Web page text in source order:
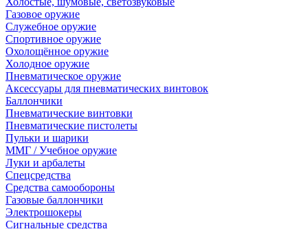
Газовое оружие
Служебное оружие
Спортивное оружие
Охолощённое оружие
Холодное оружие
Пневматическое оружие
Аксессуары для пневматических винтовок
Баллончики
Пневматические винтовки
Пневматические пистолеты
Пульки и шарики
ММГ / Учебное оружие
Луки и арбалеты
Спецсредства
Средства самообороны
Газовые баллончики
Электрошокеры
Сигнальные средства